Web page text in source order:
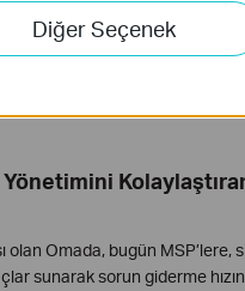
olan Omada, bugün
sunarak sorun giderme
Diğer Seçenek